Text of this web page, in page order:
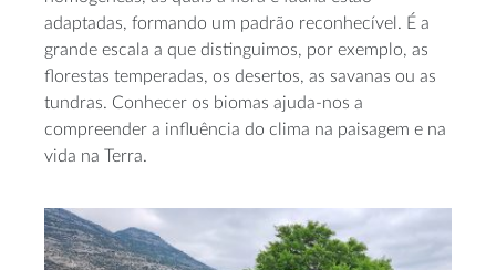
adaptadas, formando um padrão reconhecível. É a
grande escala a que distinguimos, por exemplo, as
florestas temperadas, os desertos, as savanas ou as
tundras. Conhecer os biomas ajuda-nos a
compreender a influência do clima na paisagem e na
vida na Terra.